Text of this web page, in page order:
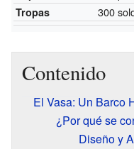
Tropas 300
Contenido
El Vasa: Un Barco
¿Por qué se
Diseño y